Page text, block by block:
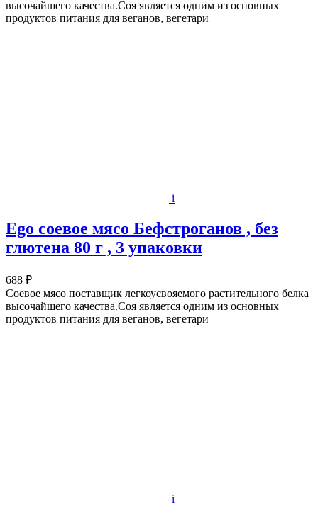
высочайшего качества.Соя является одним из основных
продуктов питания для веганов, вегетари
i
Ego соевое мясо Бефстроганов , без
глютена 80 г , 3 упаковки
688 ₽
Соевое мясо поставщик легкоусвояемого растительного белка
высочайшего качества.Соя является одним из основных
продуктов питания для веганов, вегетари
i